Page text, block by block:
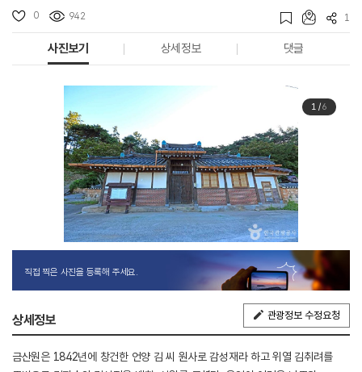
0 942 1
사진보기 상세정보 댓글
1/6
직접 찍은 사진을 등록해 주세요.
상세정보 관광정보 수정요청
금산원은 1842년에 창건한 언양 김 씨 원사로 감성재라 하고 위열 김취려를